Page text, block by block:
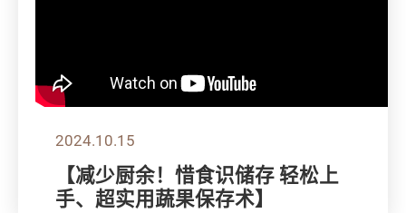
2024.10.15
【减少厨余！惜食识储存 轻松上
手、超实用蔬果保存术】